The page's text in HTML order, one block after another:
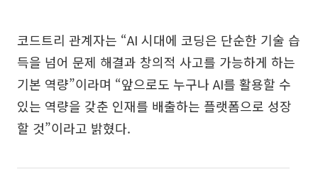
코드트리 관계자는 “AI 시대에 코딩은 단순한 기술 습
득을 넘어 문제 해결과 창의적 사고를 가능하게 하는
기본 역량”이라며 “앞으로도 누구나 AI를 활용할 수
있는 역량을 갖춘 인재를 배출하는 플랫폼으로 성장
할 것”이라고 밝혔다.